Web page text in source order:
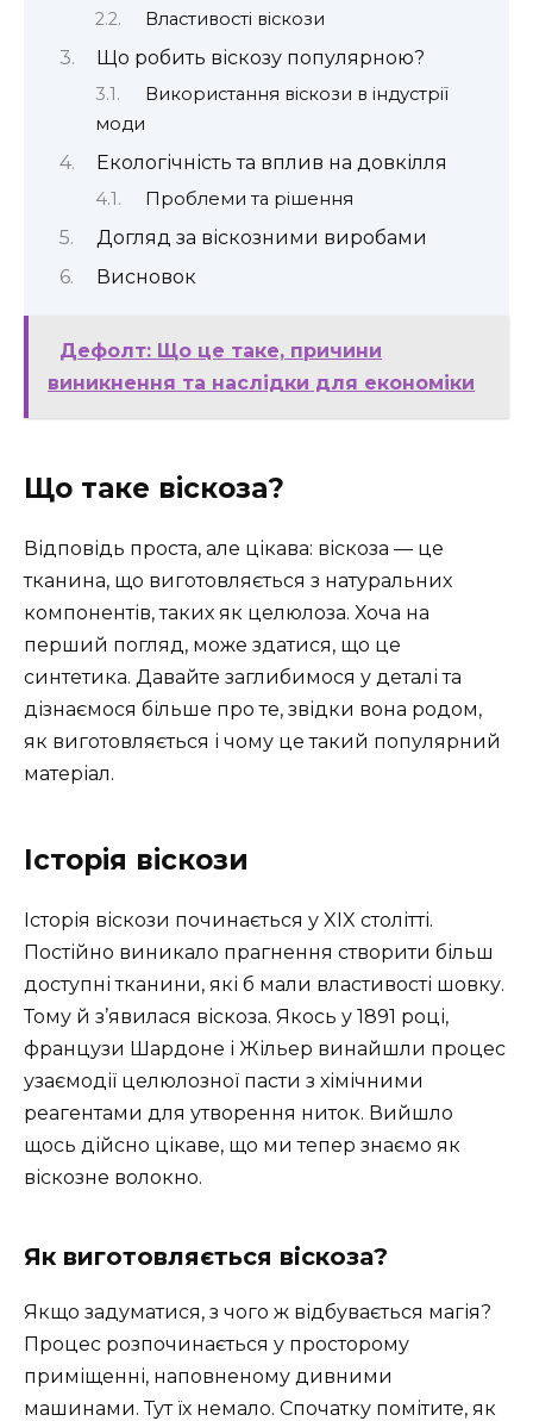
Властивості віскози
Що робить віскозу популярною?
Використання віскози в індустрії
моди
Екологічність та вплив на довкілля
Проблеми та рішення
Догляд за віскозними виробами
Висновок
Дефолт: Що це таке, причини
виникнення та наслідки для економіки
Що таке віскоза?
Відповідь проста, але цікава: віскоза — це
тканина, що виготовляється з натуральних
компонентів, таких як целюлоза. Хоча на
перший погляд, може здатися, що це
синтетика. Давайте заглибимося у деталі та
дізнаємося більше про те, звідки вона родом,
як виготовляється і чому це такий популярний
матеріал.
Історія віскози
Історія віскози починається у XIX столітті.
Постійно виникало прагнення створити більш
доступні тканини, які б мали властивості шовку.
Тому й з’явилася віскоза. Якось у 1891 році,
французи Шардоне і Жільер винайшли процес
узаємодії целюлозної пасти з хімічними
реагентами для утворення ниток. Вийшло
щось дійсно цікаве, що ми тепер знаємо як
віскозне волокно.
Як виготовляється віскоза?
Якщо задуматися, з чого ж відбувається магія?
Процес розпочинається у просторому
приміщенні, наповненому дивними
машинами. Тут їх немало. Спочатку помітите, як